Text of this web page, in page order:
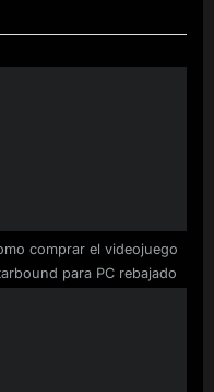
comprar el videojuego
para PC rebajado